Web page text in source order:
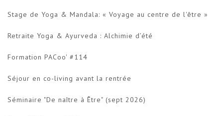
Stage de Yoga & Mandala: « Voyage au centre de l'être »
Retraite Yoga & Ayurveda : Alchimie d’été
Formation PACoo' #114
Séjour en co-living avant la rentrée
Séminaire "De naître à Être" (sept 2026)